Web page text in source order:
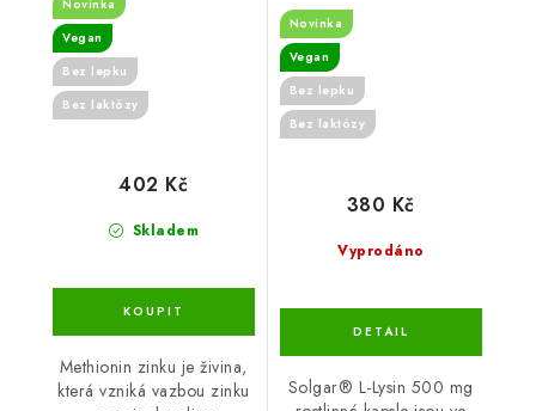
Novinka
Vegan
Bez lepku
Bez laktózy
Skladem
402 Kč
Methionin zinku je živina,
která vzniká vazbou zinku
Novinka
Vegan
Bez lepku
Bez laktózy
Vyprodáno
380 Kč
Solgar® L-Lysin 500 mg